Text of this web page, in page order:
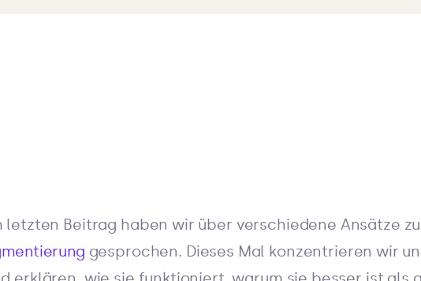
letzten Beitrag haben wir über verschiedene Ansätze
gesprochen. Dieses Mal konzentrieren wir